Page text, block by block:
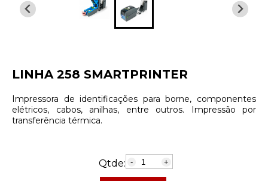
LINHA 258 SMARTPRINTER
Impressora de identificações para borne, componentes
elétricos, cabos, anilhas, entre outros. Impressão por
transferência térmica.
Qtde: - +